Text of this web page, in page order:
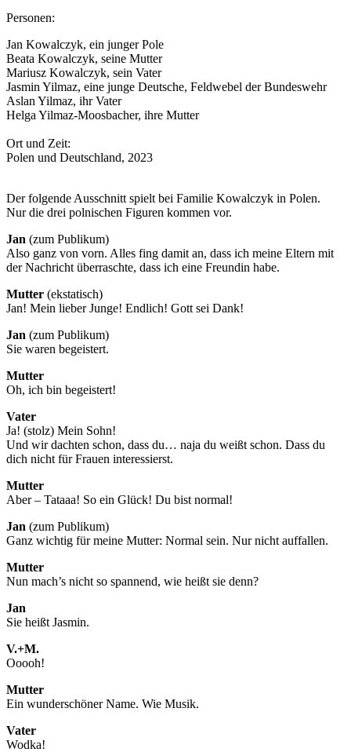
Personen:
Jan Kowalczyk, ein junger Pole
Beata Kowalczyk, seine Mutter
Mariusz Kowalczyk, sein Vater
Jasmin Yilmaz, eine junge Deutsche, Feldwebel der Bundeswehr
Aslan Yilmaz, ihr Vater
Helga Yilmaz-Moosbacher, ihre Mutter
Ort und Zeit:
Polen und Deutschland, 2023
Der folgende Ausschnitt spielt bei Familie Kowalczyk in Polen.
Nur die drei polnischen Figuren kommen vor.
Jan (zum Publikum)
Also ganz von vorn. Alles fing damit an, dass ich meine Eltern mit
der Nachricht überraschte, dass ich eine Freundin habe.
Mutter (ekstatisch)
Jan! Mein lieber Junge! Endlich! Gott sei Dank!
Jan (zum Publikum)
Sie waren begeistert.
Mutter
Oh, ich bin begeistert!
Vater
Ja! (stolz) Mein Sohn!
Und wir dachten schon, dass du… naja du weißt schon. Dass du
dich nicht für Frauen interessierst.
Mutter
Aber – Tataaa! So ein Glück! Du bist normal!
Jan (zum Publikum)
Ganz wichtig für meine Mutter: Normal sein. Nur nicht auffallen.
Mutter
Nun mach’s nicht so spannend, wie heißt sie denn?
Jan
Sie heißt Jasmin.
V.+M.
Ooooh!
Mutter
Ein wunderschöner Name. Wie Musik.
Vater
Wodka!